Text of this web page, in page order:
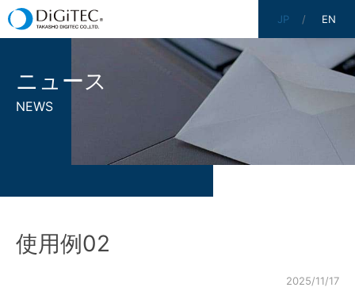
JP EN
ニュース
NEWS
使用例02
2025/11/17